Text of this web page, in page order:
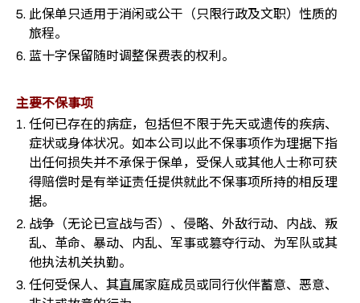
此保单只适用于消闲或公干（只限行政及文职）性质的
旅程。
蓝十字保留随时调整保费表的权利。
主要不保事项
任何已存在的病症，包括但不限于先天或遗传的疾病、
症状或身体状况。如本公司以此不保事项作为理据下指
出任何损失并不承保于保单，受保人或其他人士称可获
得赔偿时是有举证责任提供就此不保事项所持的相反理
据。
战争（无论已宣战与否）、侵略、外敌行动、内战、叛
乱、革命、暴动、内乱、军事或篡夺行动、为军队或其
他执法机关执勤。
任何受保人、其直属家庭成员或同行伙伴蓄意、恶意、